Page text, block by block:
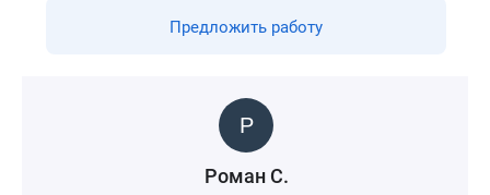
Предложить работу
Роман С.